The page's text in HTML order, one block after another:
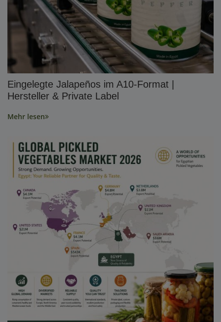
Eingelegte Jalapeños im A10-Format |
Hersteller & Private Label
Mehr lesen